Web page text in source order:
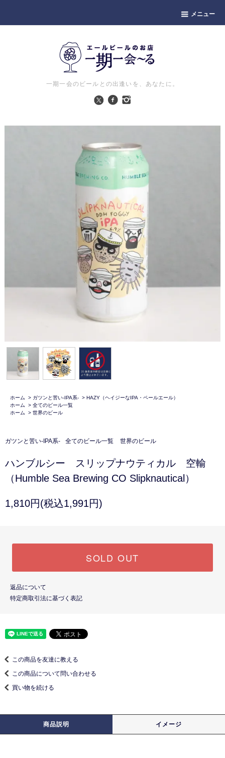
メニュー
一期一会のビールとの出逢いを、あなたに。
ホーム > ガツンと苦い-IPA系- > HAZY（ヘイジーなIPA・ペールエール）
ホーム
> 全てのビール一覧
ホーム
> 世界のビール
ガツンと苦い-IPA系- 全てのビール一覧 世界のビール
ハンブルシー スリップナウティカル 空輸
（Humble Sea Brewing CO Slipknautical）
1,810円(税込1,991円)
SOLD OUT
返品について
特定商取引法に基づく表記
この商品を友達に教える
この商品について問い合わせる
買い物を続ける
商品説明 イメージ